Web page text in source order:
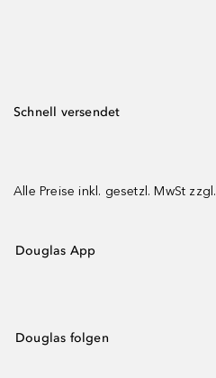
Schnell versendet
Alle Preise inkl. gesetzl. MwSt zzgl.
Douglas App
Douglas folgen